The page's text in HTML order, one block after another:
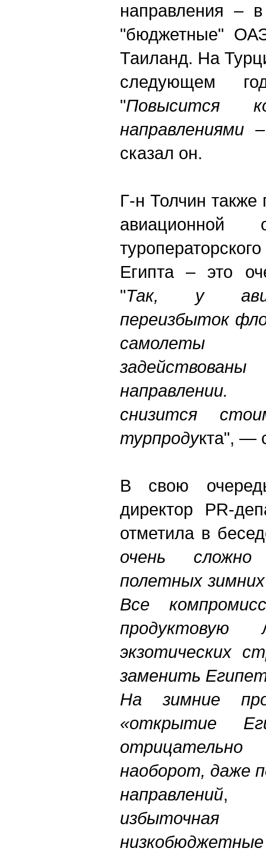
направления –
"бюджетные"
Таиланд. На
следующем
"Повысится
сказал он.
Г-н Толчин также
Египта – это
"Так, у
переизбыток
направлении.
снизится
турпродукта", —
В свою
директор PR-
отметила в
очень
полетных
Все
экзотических
заменить
На зимние
«открытие
наоборот, даже
направлений,